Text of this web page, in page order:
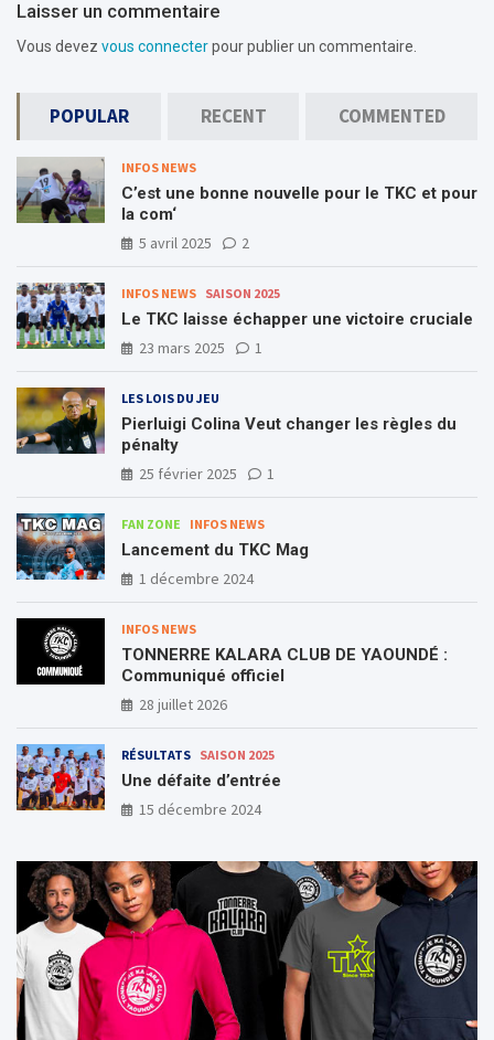
Laisser un commentaire
Vous devez vous connecterpour publier un commentaire.
POPULAR RECENT COMMENTED
INFOS NEWS
C’est une bonne nouvelle pour le TKC et pour
la com‘
5 avril 2025
2
INFOS NEWS SAISON 2025
Le TKC laisse échapper une victoire cruciale
23 mars 2025
1
LES LOIS DU JEU
Pierluigi Colina Veut changer les règles du
pénalty
25 février 2025
1
FAN ZONE INFOS NEWS
Lancement du TKC Mag
1 décembre 2024
INFOS NEWS
TONNERRE KALARA CLUB DE YAOUNDÉ :
Communiqué officiel
28 juillet 2026
RÉSULTATS SAISON 2025
Une défaite d’entrée
15 décembre 2024